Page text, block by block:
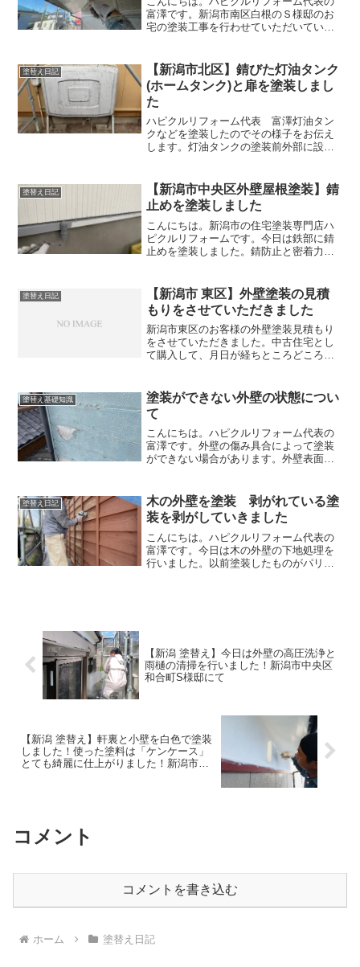
富澤です。新潟市南区白根のＳ様邸のお
宅の塗装工事を行わせていただいていま
りでは綺麗に仕上がりませんし、耐久性
も下がってしまいますので...
塗替え日記
【新潟市北区】錆びた灯油タンク
(ホームタンク)と扉を塗装しまし
た
ハピクルリフォーム代表 富澤灯油タン
クなどを塗装したのでその様子をお伝え
します。灯油タンクの塗装前外部に設置
タンクが下部分が特に錆びやすいです。
雨が直接当たらないた...
塗替え日記
【新潟市中央区外壁屋根塗装】錆
止めを塗装しました
こんにちは。新潟市の住宅塗装専門店ハ
ピクルリフォームです。今日は鉄部に錆
止めを塗装しました。錆防止と密着力向
塗料です。錆止め効果が高く、密着力が
上がります。後日この上に...
塗替え日記
【新潟市 東区】外壁塗装の見積
もりをさせていただきました
新潟市東区のお客様の外壁塗装見積もり
をさせていただきました。中古住宅とし
て購入して、月日が経ちところどころ傷
ございます！
塗替え基礎知識
塗装ができない外壁の状態につい
て
こんにちは。ハピクルリフォーム代表の
富澤です。外壁の傷み具合によって塗装
ができない場合があります。外壁表面が
ん。塗装ができない外壁の状態 一例上
の写真のように外壁が剥がれ...
塗替え日記
木の外壁を塗装 剥がれている塗
装を剥がしていきました
こんにちは。ハピクルリフォーム代表の
富澤です。今日は木の外壁の下地処理を
行いました。以前塗装したものがパリパ
【新潟 塗替え】今日は外壁の高圧洗浄と
雨樋の清掃を行いました！新潟市中央区
和合町S様邸にて
【新潟 塗替え】軒裏と小壁を白色で塗装
しました！使った塗料は「ケンケース」
とても綺麗に仕上がりました！新潟市中
コメント
コメントを書き込む
ホーム 塗替え日記